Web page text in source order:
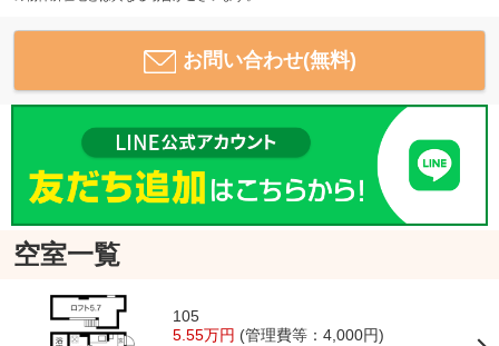
お問い合わせ(無料)
空室一覧
105
5.55万円 (管理費等：4,000円)